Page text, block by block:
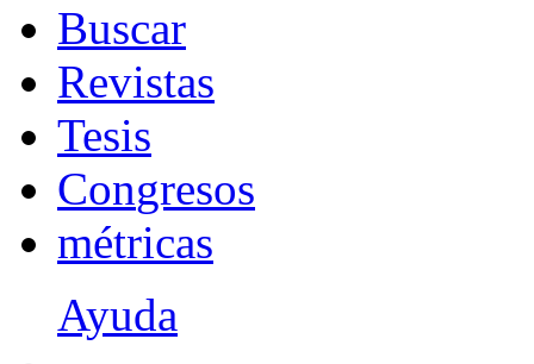
Buscar
Revistas
Tesis
Congresos
métricas
Ayuda